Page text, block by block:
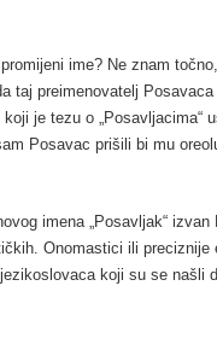
ime? Ne znam
taj preimenovatelj
je tezu o „Posavljacima“
Posavac prišili bi mu
imena „Posavljak“
Onomastici ili
koji su se našli